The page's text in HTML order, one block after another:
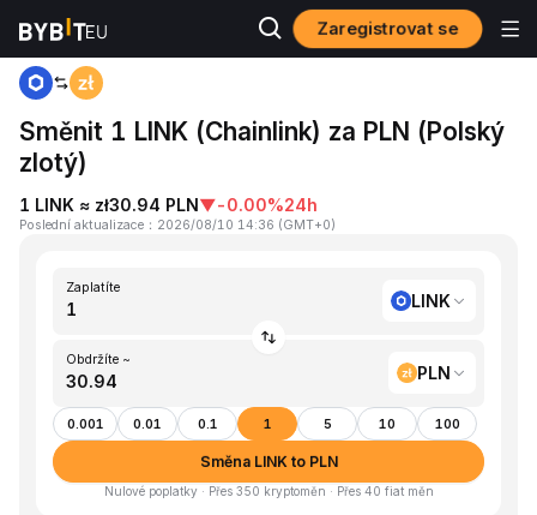
Zaregistrovat se
Domů LINK to PLN
Směnit 1 LINK (Chainlink) za PLN (Polský
zlotý)
1 LINK ≈ zł30.94 PLN▼-0.00%24h
Poslední aktualizace ： 2026/08/10 14:36 (GMT+0)
Zaplatíte
LINK
Obdržíte ~
PLN
0.001 0.01 0.1 1 5 10 100
Směna LINK to PLN
Nulové poplatky · Přes 350 kryptoměn · Přes 40 fiat měn